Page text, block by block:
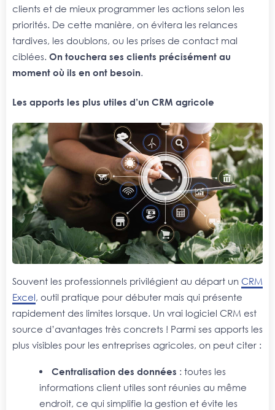
clients et de mieux programmer les actions selon les
priorités. De cette manière, on évitera les relances
tardives, les doublons, ou les prises de contact mal
ciblées. On touchera ses clients précisément au
moment où ils en ont besoin.
Les apports les plus utiles d’un CRM agricole
Souvent les professionnels privilégient au départ un CRM
Excel , outil pratique pour débuter mais qui présente
rapidement des limites lorsque. Un vrai logiciel CRM est
source d’avantages très concrets ! Parmi ses apports les
plus visibles pour les entreprises agricoles, on peut citer :
Centralisation des données : toutes les
informations client utiles sont réunies au même
endroit, ce qui simplifie la gestion et évite les